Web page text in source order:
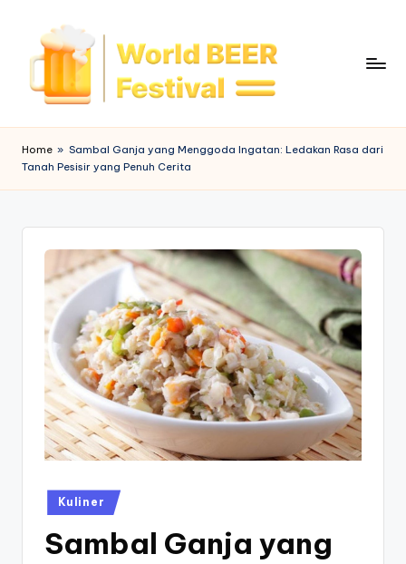
o
rl
B
Home » Sambal Ganja yang Menggoda Ingatan: Ledakan Rasa dari
Tanah Pesisir yang Penuh Cerita
Posted
in
Kuliner
Sambal Ganja yang